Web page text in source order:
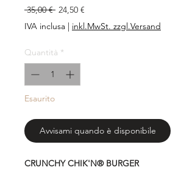
35,00 € Prezzo
regolare
24,50 €
scontato
IVA inclusa | inkl.MwSt. zzgl.Versand
Quantità *
Esaurito
Avvisami quando è disponibile
CRUNCHY CHIK'N® BURGER